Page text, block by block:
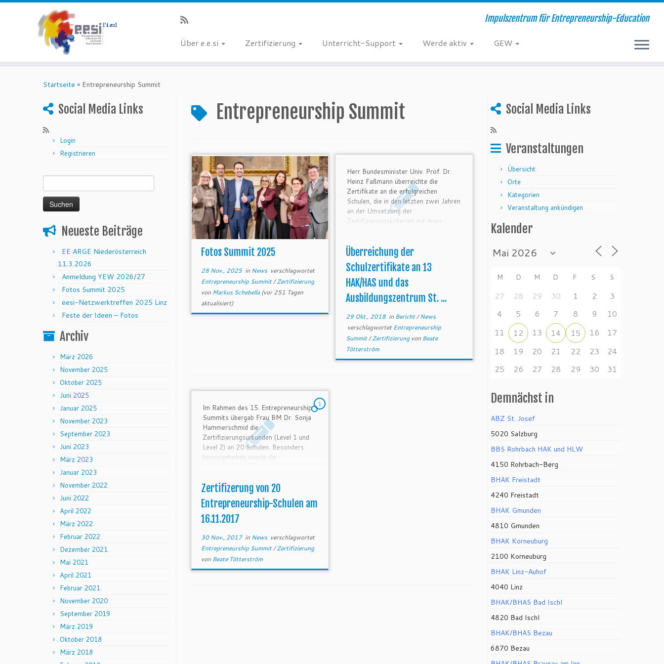
Impulszentrum für Entrepreneurship-Education
Über e.e.si Zertifizierung Unterricht-Support Werde aktiv GEW
Startseite » Entrepreneurship Summit
Social Media Links
Login
Registrieren
Neueste Beiträge
EE ARGE Niederösterreich
11.3.2026
Anmeldung YEW 2026/27
Fotos Summit 2025
eesi-Netzwerktreffen 2025 Linz
Feste der Ideen – Fotos
Archiv
März 2026
November 2025
Oktober 2025
Juni 2025
Januar 2025
November 2023
September 2023
Juni 2023
März 2023
Januar 2023
November 2022
Juni 2022
April 2022
März 2022
Februar 2022
Dezember 2021
Mai 2021
April 2021
Februar 2021
November 2020
September 2019
März 2019
Oktober 2018
März 2018
Entrepreneurship Summit
Fotos Summit 2025
28 Nov., 2025in News verschlagwortet
Entrepreneurship Summit/Zertifizierung
von Markus Schebella(vor 251 Tagen
aktualisiert)
Herr Bundesminister Univ. Prof. Dr.
Heinz Faßmann überreichte die
Zertifikate an die erfolgreichen
Schulen, die in den letzten zwei Jahren
an der Umsetzung der
Zertifizierungskriterien mit ihren
Schulen! Insgesamt sind rund 50
kaufmännische höhere und mittlere
Schulen zertifiziert oder aktuell im
Zertifizierungsprozess.
Überreichung der
Schulzertifikate an 13
HAK/HAS und das
Ausbildungszentrum St. ...
29 Okt., 2018in Bericht/News
verschlagwortetEntrepreneurship
Summit/Zertifizierung von Beate
Tötterström
1
Im Rahmen des 15. Entrepreneurship
Summits übergab Frau BM Dr. Sonja
Hammerschmid die
Zertifizierungsurkunden (Level 1 und
Level 2) an 20 Schulen. Besonders
hervorgehoben wurde die
Zertifizerung von 20
Entrepreneurship-Schulen am
16.11.2017
30 Nov., 2017in News verschlagwortet
Entrepreneurship Summit/Zertifizierung
von Beate Tötterström
Social Media Links
Veranstaltungen
Übersicht
Orte
Kategorien
Veranstaltung ankündigen
Kalender
M D M D F S S
27 28 29 30 1 2
3
4
5 6 7 8 9
10
11
12 13 14 15 16
17
18
19 20 21 22 23
24
25
26 27 28 29 30 31
Demnächst in
ABZ St. Josef
5020 Salzburg
BBS Rohrbach HAK und HLW
4150 Rohrbach-Berg
BHAK Freistadt
4240 Freistadt
BHAK Gmunden
4810 Gmunden
BHAK Korneuburg
2100 Korneuburg
BHAK Linz-Auhof
4040 Linz
BHAK/BHAS Bad Ischl
4820 Bad Ischl
BHAK/BHAS Bezau
6870 Bezau